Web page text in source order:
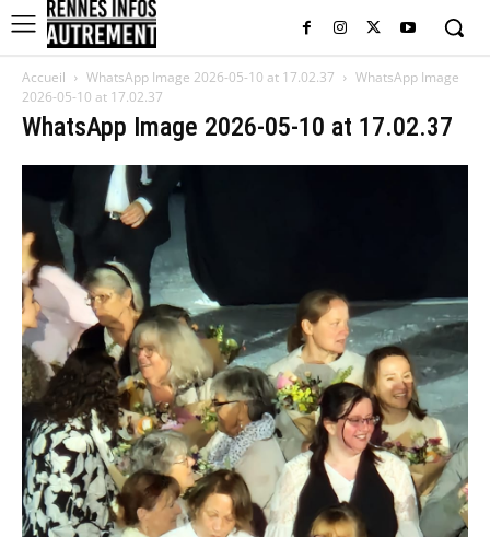
Accueil WhatsApp Image 2026-05-10 at 17.02.37
WhatsApp Image
2026-05-10 at 17.02.37
WhatsApp Image 2026-05-10 at 17.02.37